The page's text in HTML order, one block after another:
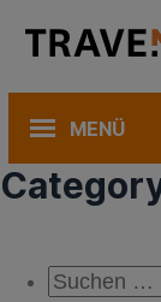
MENÜ
Suchen